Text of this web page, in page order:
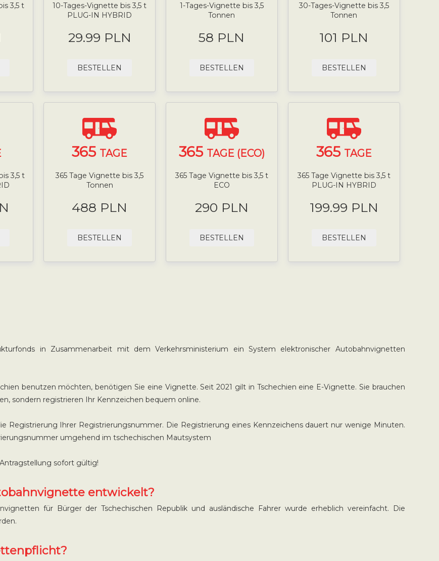
3,5 t
10-Tages-Vignette bis 3,5 t
PLUG-IN HYBRID
29.99 PLN
BESTELLEN
1-Tages-Vignette bis 3,5
Tonnen
58 PLN
BESTELLEN
30-Tages-Vignette bis 3,5
Tonnen
101 PLN
BESTELLEN
3,5 t
365 TAGE
365 Tage Vignette bis 3,5
Tonnen
488 PLN
BESTELLEN
365 TAGE (ECO)
365 Tage Vignette bis 3,5 t
ECO
290 PLN
BESTELLEN
365 TAGE
365 Tage Vignette bis 3,5 t
PLUG-IN HYBRID
199.99 PLN
BESTELLEN
in Zusammenarbeit mit dem Verkehrsministerium ein System elektronischer Autobahnvignetten
benutzen möchten, benötigen Sie eine Vignette. Seit 2021 gilt in Tschechien eine E-Vignette. Sie brauchen
sondern registrieren Ihr Kennzeichen bequem online.
Registrierung Ihrer Registrierungsnummer. Die Registrierung eines Kennzeichens dauert nur wenige Minuten.
umgehend im tschechischen Mautsystem
sofort gültig!
entwickelt?
für Bürger der Tschechischen Republik und ausländische Fahrer wurde erheblich vereinfacht. Die